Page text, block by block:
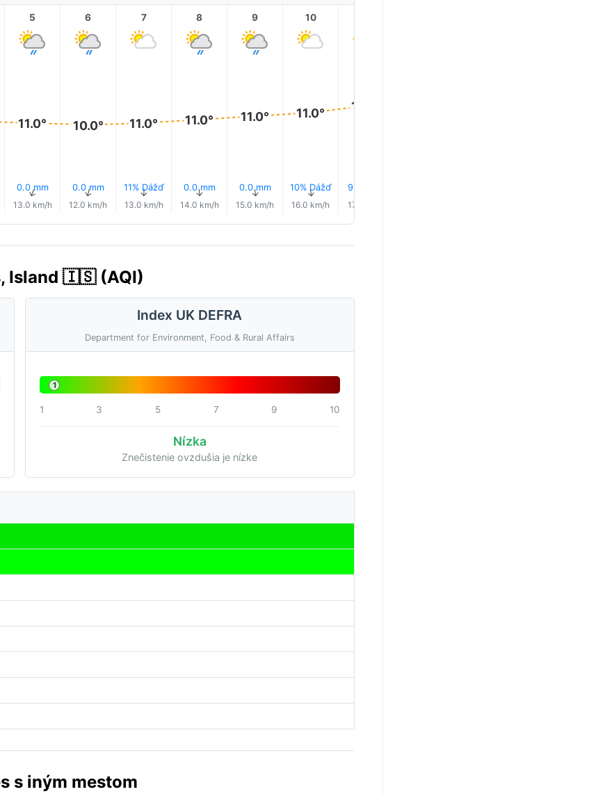
5
11.0°
0.0 mm
↑
13.0 km/h
6
10.0°
0.0 mm
↑
12.0 km/h
7
11.0°
11% Dážď
↑
13.0 km/h
8
11.0°
0.0 mm
↑
14.0 km/h
9
11.0°
0.0 mm
↑
15.0 km/h
10
11.0°
10% Dážď
↑
16.0 km/h
12.0°
9% Dážď
17.0 km/h
Island 🇮🇸 (AQI)
Index UK DEFRA
Department for Environment, Food & Rural Affairs
1
1 3 5 7 9 10
Nízka
Znečistenie ovzdušia je nízke
s iným mestom